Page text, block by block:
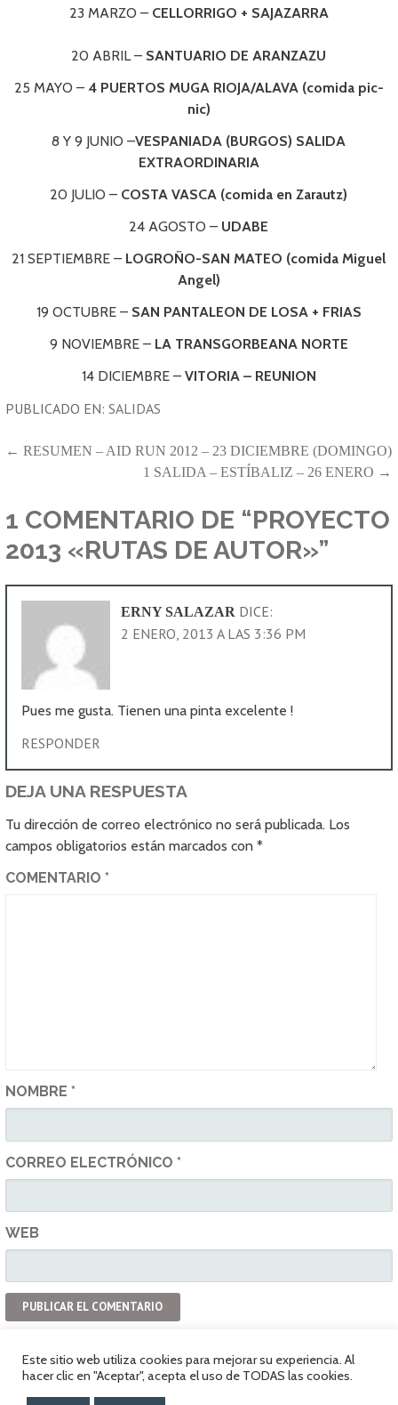
23 MARZO – CELLORRIGO + SAJAZARRA
20 ABRIL – SANTUARIO DE ARANZAZU
25 MAYO – 4 PUERTOS MUGA RIOJA/ALAVA (comida pic-
nic)
8 Y 9 JUNIO –VESPANIADA (BURGOS) SALIDA
EXTRAORDINARIA
20 JULIO – COSTA VASCA (comida en Zarautz)
24 AGOSTO – UDABE
21 SEPTIEMBRE – LOGROÑO-SAN MATEO (comida Miguel
Angel)
19 OCTUBRE – SAN PANTALEON DE LOSA + FRIAS
9 NOVIEMBRE – LA TRANSGORBEANA NORTE
14 DICIEMBRE – VITORIA – REUNION
PUBLICADO EN:SALIDAS
NAVEGACIÓN
ENTRADAS
← RESUMEN – AID RUN 2012 – 23 DICIEMBRE (DOMINGO)
1 SALIDA – ESTÍBALIZ – 26 ENERO →
1 COMENTARIO DE “PROYECTO
2013 «RUTAS DE AUTOR»”
ERNY SALAZAR DICE:
2 ENERO, 2013 A LAS 3:36 PM
Pues me gusta. Tienen una pinta excelente !
RESPONDER
DEJA UNA RESPUESTA
Tu dirección de correo electrónico no será publicada. Los
campos obligatorios están marcados con*
COMENTARIO*
NOMBRE*
CORREO ELECTRÓNICO*
WEB
Política de privacidad
Este sitio web utiliza cookies para mejorar su experiencia. Al
hacer clic en "Aceptar", acepta el uso de TODAS las cookies.